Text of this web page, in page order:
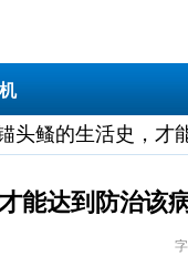
头鳋的生活史，才
能达到防治该